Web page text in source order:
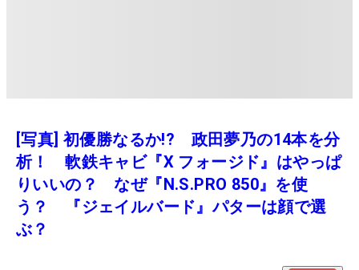
[写真] 初優勝なるか!? 政田夢乃の14本を分
析！ 軟鉄キャビ『X フォージド』はやっぱ
りいいの？ なぜ『N.S.PRO 850』を使
う？ 『ジェイルバード』パターは顔で選
ぶ？